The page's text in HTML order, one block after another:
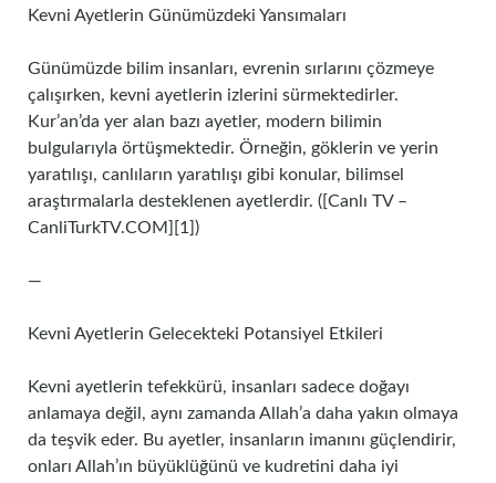
Kevni Ayetlerin Günümüzdeki Yansımaları
Günümüzde bilim insanları, evrenin sırlarını çözmeye
çalışırken, kevni ayetlerin izlerini sürmektedirler.
Kur’an’da yer alan bazı ayetler, modern bilimin
bulgularıyla örtüşmektedir. Örneğin, göklerin ve yerin
yaratılışı, canlıların yaratılışı gibi konular, bilimsel
araştırmalarla desteklenen ayetlerdir. ([Canlı TV –
CanliTurkTV.COM][1])
—
Kevni Ayetlerin Gelecekteki Potansiyel Etkileri
Kevni ayetlerin tefekkürü, insanları sadece doğayı
anlamaya değil, aynı zamanda Allah’a daha yakın olmaya
da teşvik eder. Bu ayetler, insanların imanını güçlendirir,
onları Allah’ın büyüklüğünü ve kudretini daha iyi